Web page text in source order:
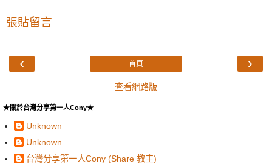
張貼留言
‹ ›
首頁
查看網路版
★關於台灣分享第一人Cony★
Unknown
Unknown
台灣分享第一人Cony (Share 教主)